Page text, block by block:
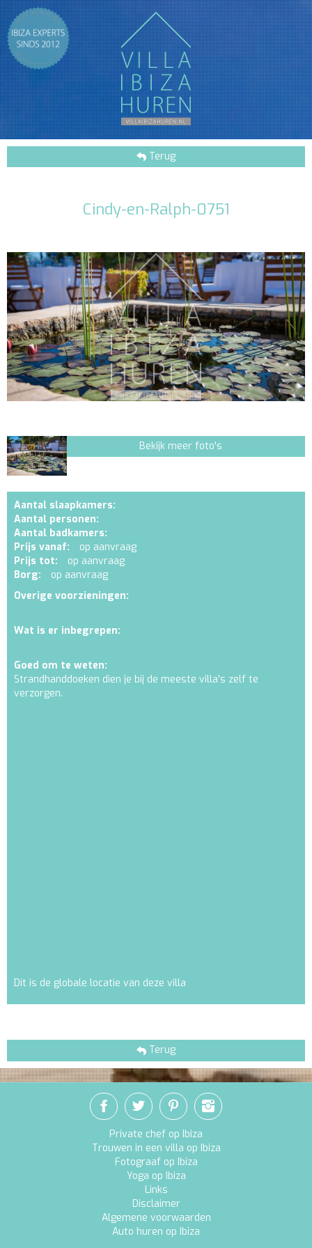
Terug
Cindy-en-Ralph-0751
Bekijk meer foto's
Aantal slaapkamers:
Aantal personen:
Aantal badkamers:
Prijs vanaf:
op aanvraag
Prijs tot:
op aanvraag
Borg:
op aanvraag
Overige voorzieningen:
Wat is er inbegrepen:
Goed om te weten:
Strandhanddoeken dien je bij de meeste villa's zelf te
verzorgen.
Dit is de globale locatie van deze villa
Terug
Private chef op Ibiza
Trouwen in een villa op Ibiza
Fotograaf op Ibiza
Yoga op Ibiza
Links
Disclaimer
Algemene voorwaarden
Auto huren op Ibiza